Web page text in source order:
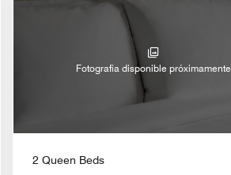
Fotografía disponible próximamente
2 Queen Beds